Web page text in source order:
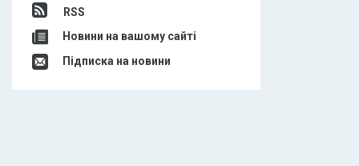
RSS
Новини на вашому сайті
Підписка на новини